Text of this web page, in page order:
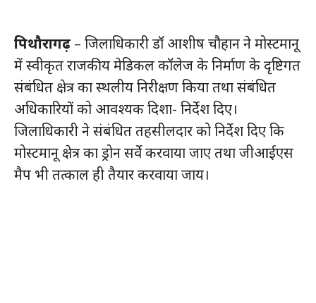
पिथौरागढ़– जिलाधिकारी डॉ आशीष चौहान ने मोस्टमानू
में स्वीकृत राजकीय मेडिकल कॉलेज के निर्माण के दृष्टिगत
संबंधित क्षेत्र का स्थलीय निरीक्षण किया तथा संबंधित
अधिकारियों को आवश्यक दिशा- निर्देश दिए।
जिलाधिकारी ने संबंधित तहसीलदार को निर्देश दिए कि
मोस्टमानू क्षेत्र का ड्रोन सर्वे करवाया जाए तथा जीआईएस
मैप भी तत्काल ही तैयार करवाया जाय।